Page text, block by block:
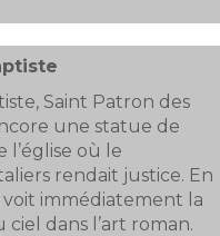
Saint Patron des
une statue de
l’église où le
rendait justice. En
voit immédiatement la
dans l’art roman.